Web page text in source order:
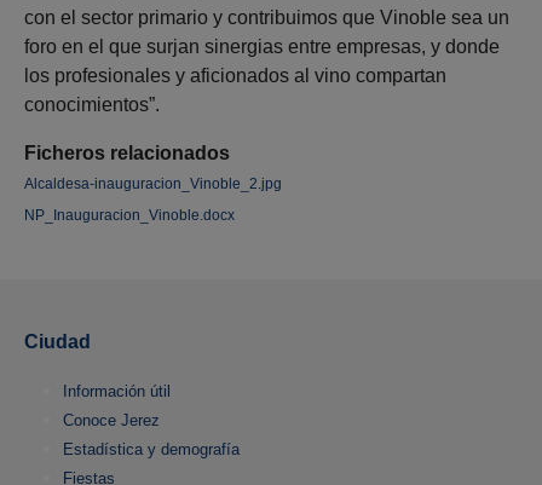
Ficheros relacionados
Alcaldesa-inauguracion_Vinoble_2.jpg
NP_Inauguracion_Vinoble.docx
con el sector primario y contribuimos que Vinoble sea un
foro en el que surjan sinergias entre empresas, y donde
los profesionales y aficionados al vino compartan
conocimientos”.
Ciudad
Información útil
Conoce Jerez
Estadística y demografía
Fiestas